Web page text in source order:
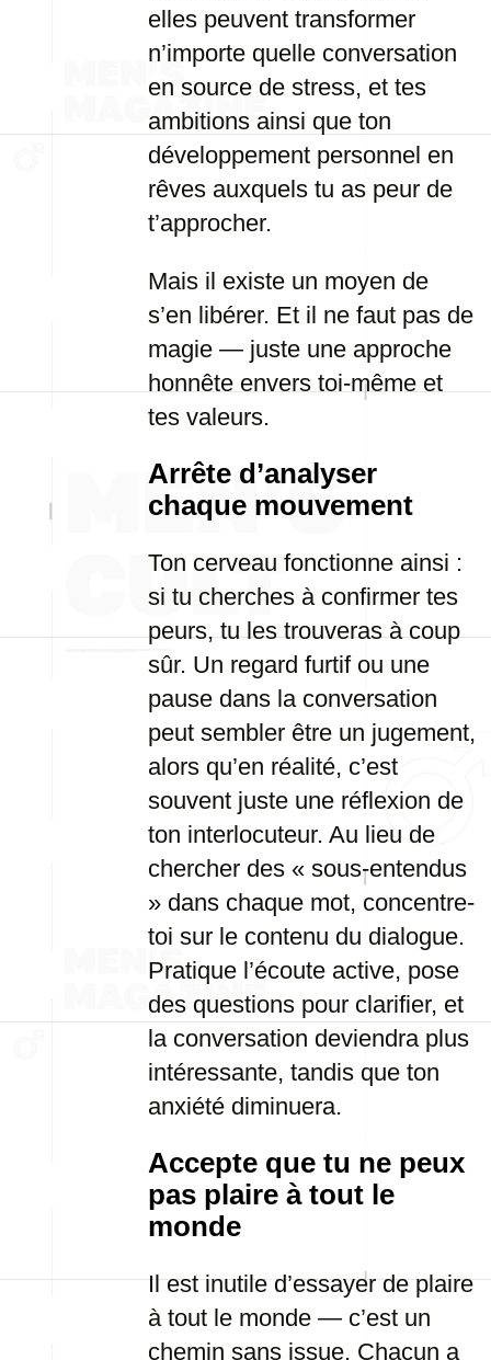
elles peuvent transformer
n’importe quelle conversation
en source de stress, et tes
ambitions ainsi que ton
développement personnel en
rêves auxquels tu as peur de
t’approcher.
Mais il existe un moyen de
s’en libérer. Et il ne faut pas de
magie — juste une approche
honnête envers toi-même et
tes valeurs.
Arrête d’analyser
chaque mouvement
Ton cerveau fonctionne ainsi :
si tu cherches à confirmer tes
peurs, tu les trouveras à coup
sûr. Un regard furtif ou une
pause dans la conversation
peut sembler être un jugement,
alors qu’en réalité, c’est
souvent juste une réflexion de
ton interlocuteur. Au lieu de
chercher des « sous-entendus
» dans chaque mot, concentre-
toi sur le contenu du dialogue.
Pratique l’écoute active, pose
des questions pour clarifier, et
la conversation deviendra plus
intéressante, tandis que ton
anxiété diminuera.
Accepte que tu ne peux
pas plaire à tout le
monde
Il est inutile d’essayer de plaire
à tout le monde — c’est un
chemin sans issue. Chacun a